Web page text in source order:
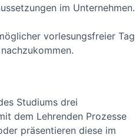
im Unternehmen.
vorlesungsfreier Tag
Studiums drei
dem Lehrenden Prozesse
präsentieren diese im